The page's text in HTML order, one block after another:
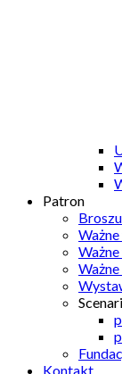
Patron
Kontakt